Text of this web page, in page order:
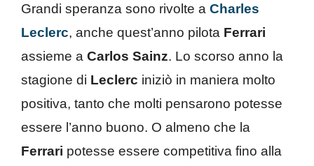
Grandi speranza sono rivolte a Charles
Leclerc, anche quest’anno pilota Ferrari
assieme a Carlos Sainz. Lo scorso anno la
stagione di Leclerc iniziò in maniera molto
positiva, tanto che molti pensarono potesse
essere l’anno buono. O almeno che la
Ferrari potesse essere competitiva fino alla